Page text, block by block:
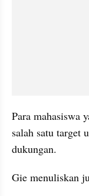
Para mahasiswa
salah satu target
dukungan.
Gie menuliskan